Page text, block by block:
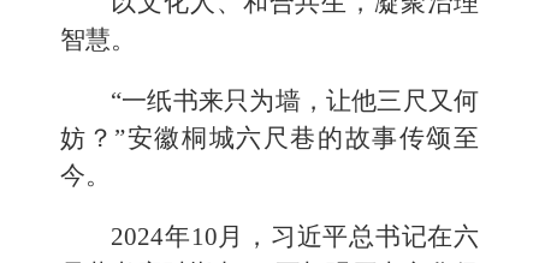
智慧。
“一纸书来只为墙，让他三尺又何
妨？”安徽桐城六尺巷的故事传颂至
今。
2024年10月，习近平总书记在六